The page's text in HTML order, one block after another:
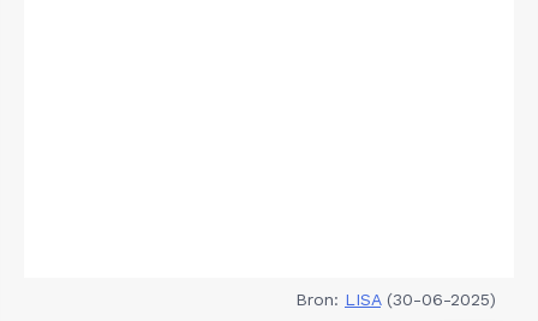
Bron: LISA(30-06-2025)